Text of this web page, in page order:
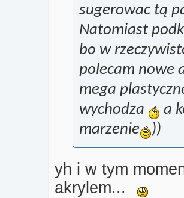
sugerowac tą
Natomiast
bo w
polecam nowe
mega
wychodza
a
marzenie
))
yh i w tym
akrylem...